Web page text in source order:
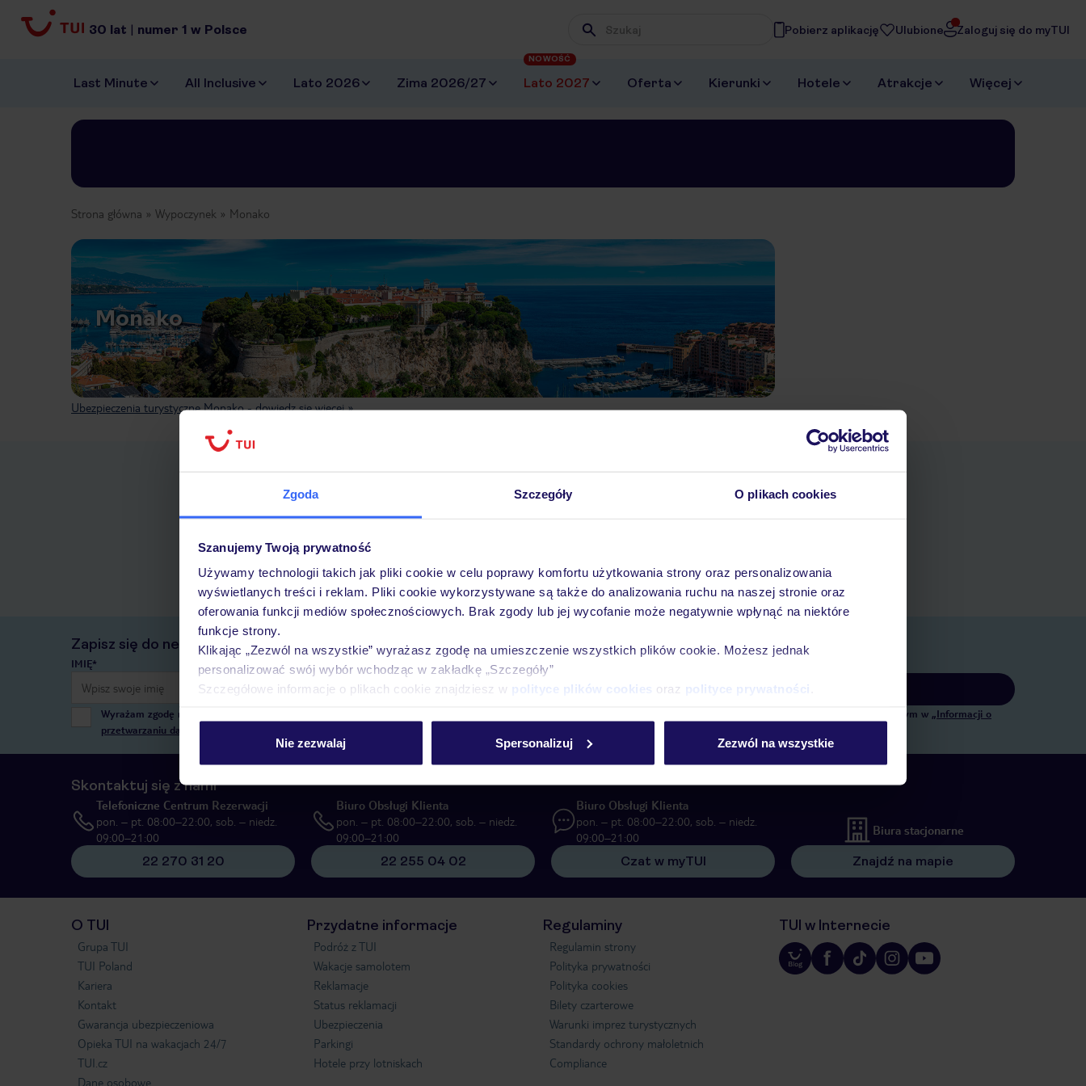
Zgoda Szczegóły O plikach cookies
Szanujemy Twoją prywatność
Używamy technologii takich jak pliki cookie w celu poprawy komfortu użytkowania strony oraz personalizowania
wyświetlanych treści i reklam. Pliki cookie wykorzystywane są także do analizowania ruchu na naszej stronie oraz
oferowania funkcji mediów społecznościowych. Brak zgody lub jej wycofanie może negatywnie wpłynąć na niektóre
funkcje strony.
Klikając „Zezwól na wszystkie” wyrażasz zgodę na umieszczenie wszystkich plików cookie. Możesz jednak
personalizować swój wybór wchodząc w zakładkę „Szczegóły”
Szczegółowe informacje o plikach cookie znajdziesz w polityce plików cookies oraz polityce prywatności
Nie zezwalaj Spersonalizuj Zezwól na wszystkie
30 lat | numer 1 w Polsce Wpisz frazę, której szukasz
Pobierz aplikację Ulubione Zaloguj się do myTUI
Last Minute All Inclusive Lato 2026 Zima 2026/27 Lato 2027
NOWOŚĆ
Oferta Kierunki Hotele Atrakcje Więcej
Strona główna Wypoczynek Monako
Monako
Ubezpieczenia turystyczne Monako - dowiedz się więcej »
Szybkie wyszukiwanie i przeglądanie ofert
Zapisz się do newslettera
IMIĘ* E-MAIL*
Wyrażam zgodę na przetwarzanie danych osobowych przez TUI Poland Sp. z o.o. i TUI Poland Dystrybucja Sp. z o.o. w celach marketingowych, w zakresie oraz celu wskazanym w „Informacji o
przetwarzaniu danych osobowych”
Skontaktuj się z nami
Telefoniczne Centrum Rezerwacji
pon. – pt. 08:00–22:00, sob. – niedz.
09:00–21:00
22 270 31 20
Biuro Obsługi Klienta
pon. – pt. 08:00–22:00, sob. – niedz.
09:00–21:00
22 255 04 02
Biuro Obsługi Klienta
pon. – pt. 08:00–22:00, sob. – niedz.
09:00–21:00
Czat w myTUI
Biura stacjonarne
Znajdź na mapie
O TUI
Grupa TUI
TUI Poland
Kariera
Kontakt
Gwarancja ubezpieczeniowa
Opieka TUI na wakacjach 24/7
TUI.cz
Dane osobowe
Przydatne informacje
Podróż z TUI
Wakacje samolotem
Reklamacje
Status reklamacji
Ubezpieczenia
Parkingi
Hotele przy lotniskach
Regulaminy
Regulamin strony
Polityka prywatności
Polityka cookies
Bilety czarterowe
Warunki imprez turystycznych
Standardy ochrony małoletnich
Compliance
TUI w Internecie